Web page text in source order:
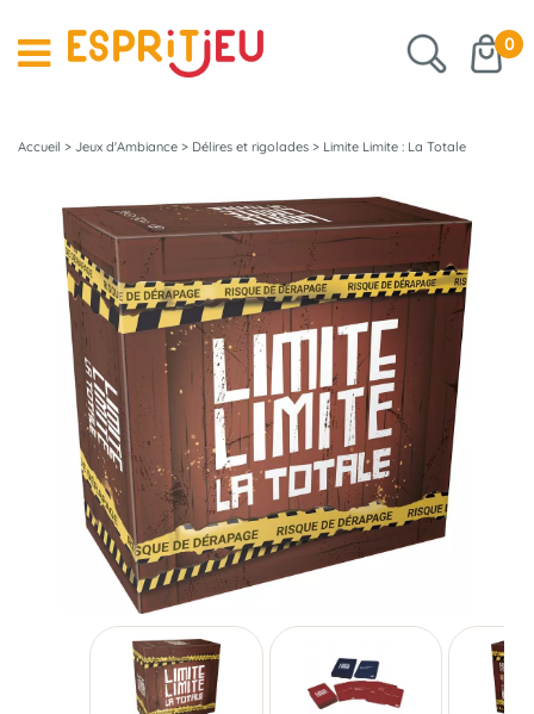
0
Accueil > Jeux d'Ambiance > Délires et rigolades > Limite Limite : La Totale